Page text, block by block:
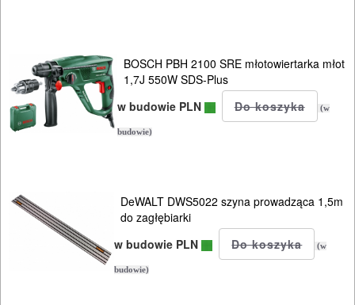
BOSCH PBH 2100 SRE młotowiertarka młot
1,7J 550W SDS-Plus
w budowie PLN
(w
budowie)
DeWALT DWS5022 szyna prowadząca 1,5m
do zagłębiarki
w budowie PLN
(w
budowie)